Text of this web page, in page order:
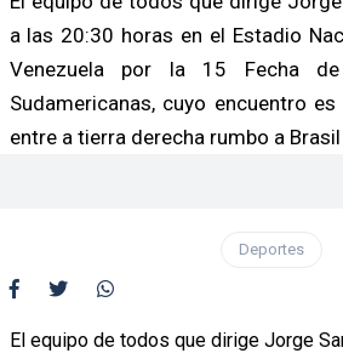
a las 20:30 horas en el Estadio
Venezuela por la 15 Fecha
Sudamericanas, cuyo encuentro
entre a tierra derecha rumbo a
Deportes
El equipo de todos que dirige Jorge